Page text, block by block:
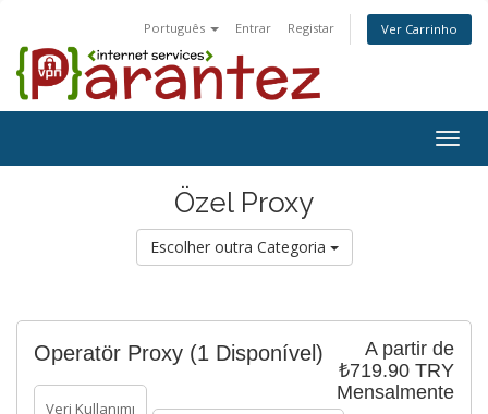
Português Entrar Registar Ver Carrinho
Özel Proxy
Escolher outra Categoria
A partir de
₺719.90 TRY
Mensalmente
Operatör Proxy (1 Disponível)
Veri Kullanımı